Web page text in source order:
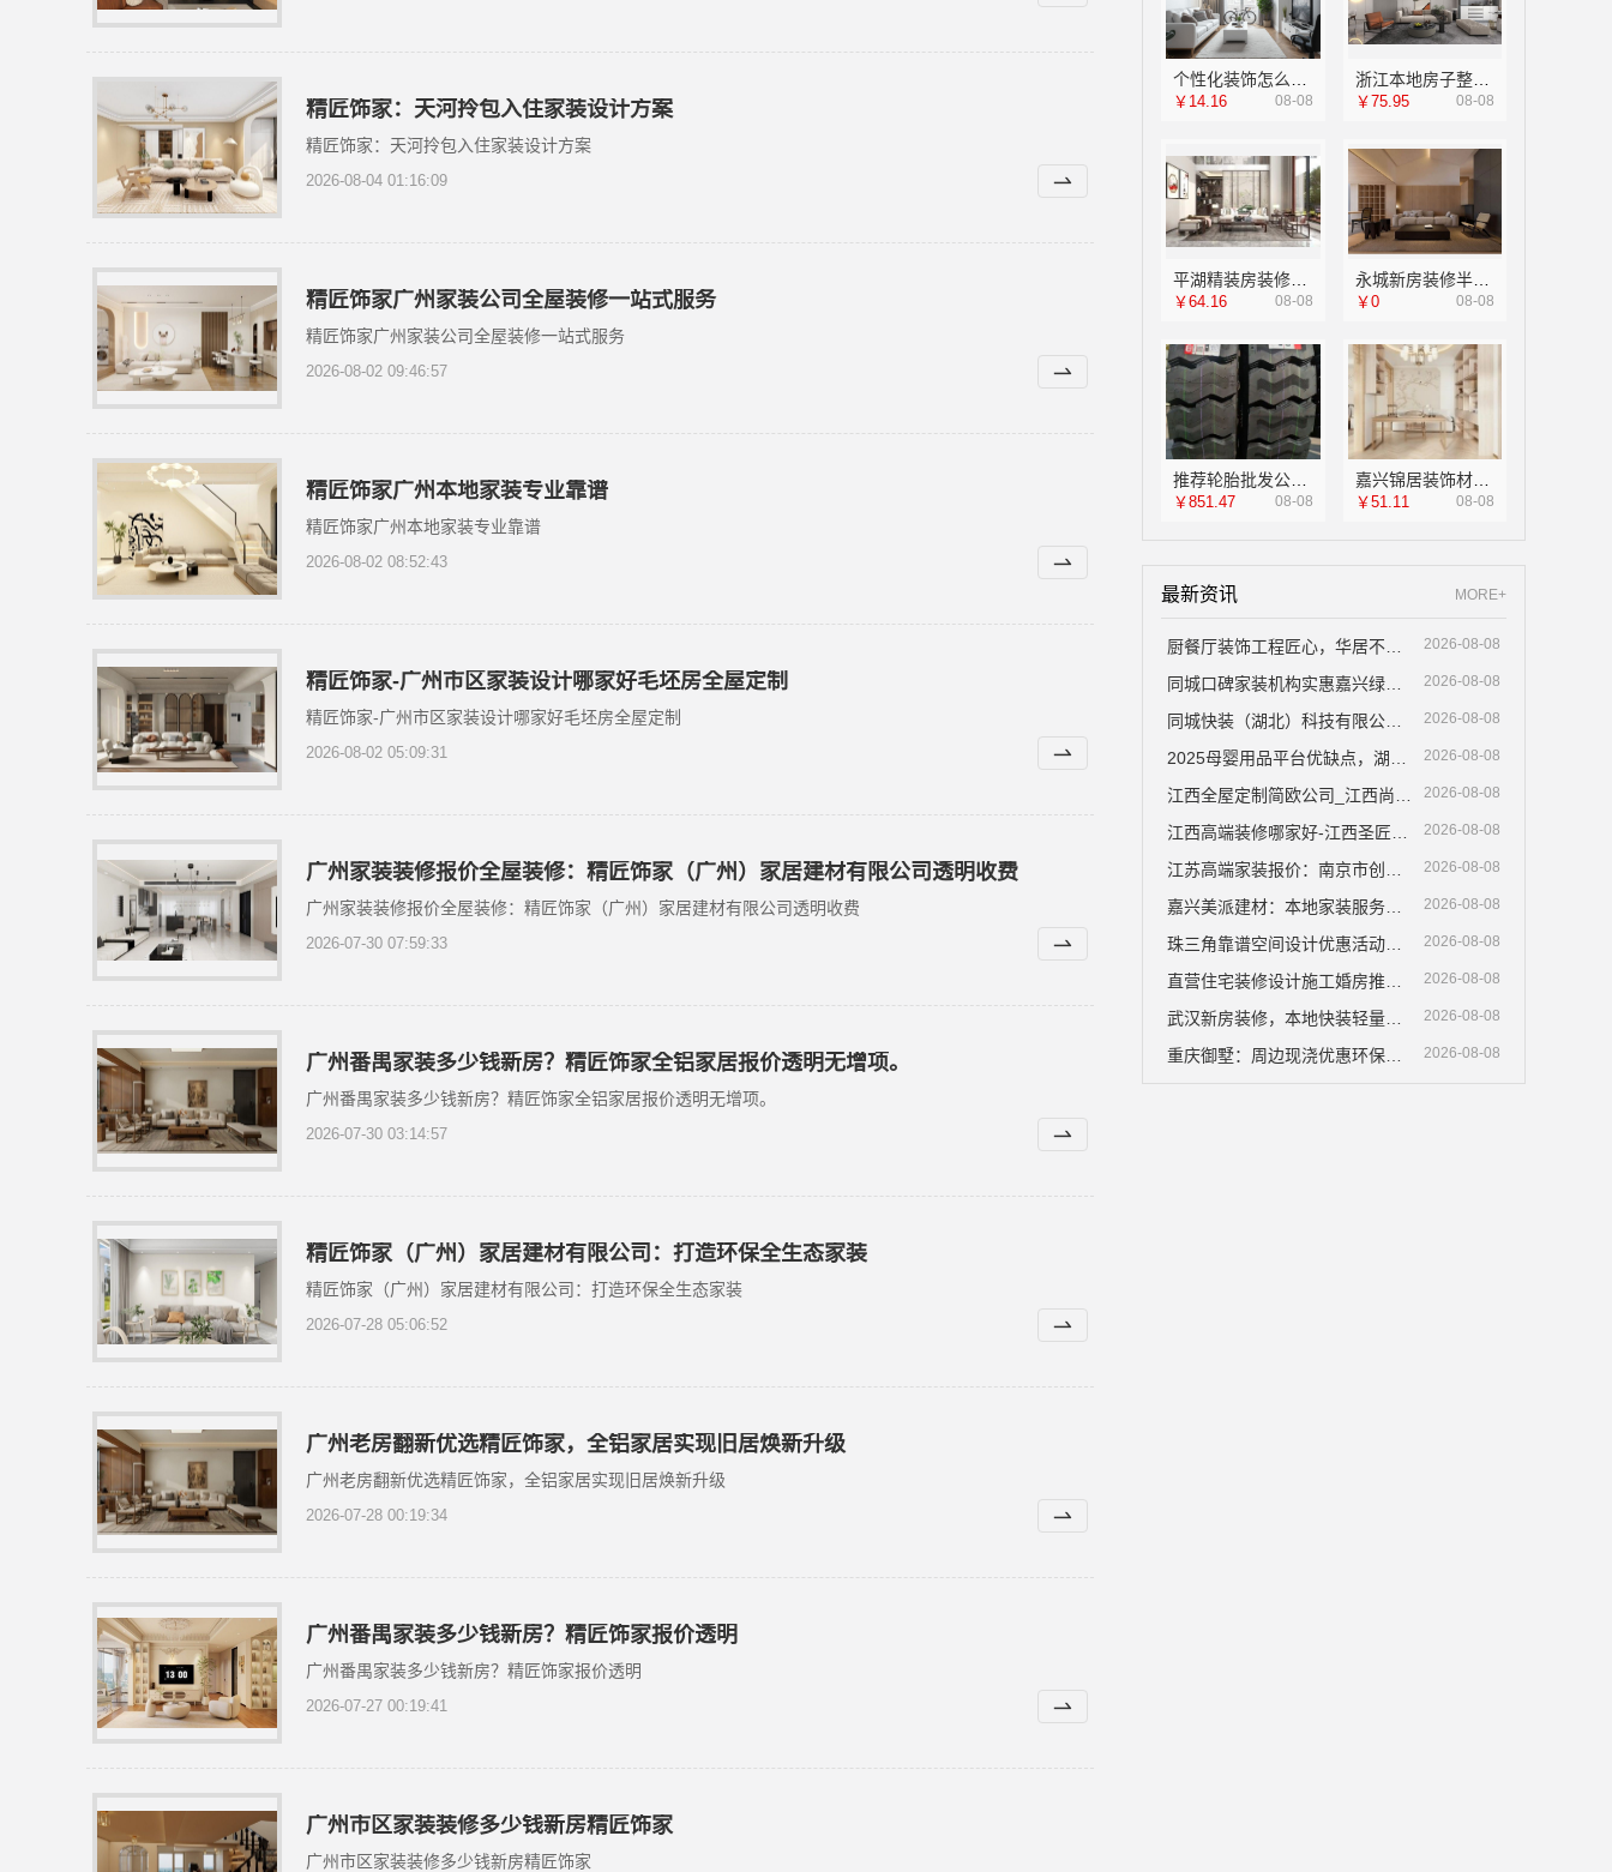
精匠饰家：天河拎包入住家装设计方案
精匠饰家：天河拎包入住家装设计方案
2026-08-04 01:16:09
精匠饰家广州家装公司全屋装修一站式服务
精匠饰家广州家装公司全屋装修一站式服务
2026-08-02 09:46:57
精匠饰家广州本地家装专业靠谱
精匠饰家广州本地家装专业靠谱
2026-08-02 08:52:43
精匠饰家-广州市区家装设计哪家好毛坯房全屋定制
精匠饰家-广州市区家装设计哪家好毛坯房全屋定制
2026-08-02 05:09:31
广州家装装修报价全屋装修：精匠饰家（广州）家居建材有限公司透明收费
广州家装装修报价全屋装修：精匠饰家（广州）家居建材有限公司透明收费
2026-07-30 07:59:33
广州番禺家装多少钱新房？精匠饰家全铝家居报价透明无增项。
广州番禺家装多少钱新房？精匠饰家全铝家居报价透明无增项。
2026-07-30 03:14:57
精匠饰家（广州）家居建材有限公司：打造环保全生态家装
精匠饰家（广州）家居建材有限公司：打造环保全生态家装
2026-07-28 05:06:52
广州老房翻新优选精匠饰家，全铝家居实现旧居焕新升级
广州老房翻新优选精匠饰家，全铝家居实现旧居焕新升级
2026-07-28 00:19:34
广州番禺家装多少钱新房？精匠饰家报价透明
广州番禺家装多少钱新房？精匠饰家报价透明
2026-07-27 00:19:41
广州市区家装装修多少钱新房精匠饰家
广州市区家装装修多少钱新房精匠饰家
￥14.16 08-08
浙江本地房子整装一体化服务施工案例浙江乐享新材料
￥75.95 08-08
￥64.16 08-08
永城新房装修半包，河南璟臻环保建材有限公司省心托管
￥0 08-08
￥851.47 08-08
嘉兴锦居装饰材料有限公司：秀洲区室内设计哪家好旧房翻新
￥51.11 08-08
最新资讯 MORE+
2026-08-08
2026-08-08
2026-08-08
2026-08-08
2026-08-08
2026-08-08
2026-08-08
2026-08-08
2026-08-08
2026-08-08
2026-08-08
2026-08-08